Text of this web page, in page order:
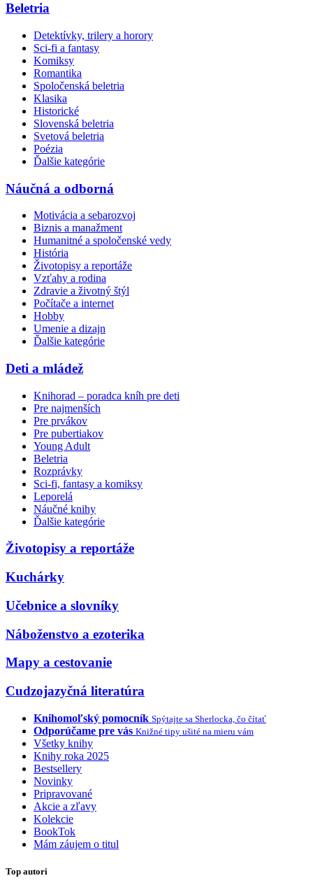
Beletria
Detektívky, trilery a horory
Sci-fi a fantasy
Komiksy
Romantika
Spoločenská beletria
Klasika
Historické
Slovenská beletria
Svetová beletria
Poézia
Ďalšie kategórie
Náučná a odborná
Motivácia a sebarozvoj
Biznis a manažment
Humanitné a spoločenské vedy
História
Životopisy a reportáže
Vzťahy a rodina
Zdravie a životný štýl
Počítače a internet
Hobby
Umenie a dizajn
Ďalšie kategórie
Deti a mládež
Knihorad – poradca kníh pre deti
Pre najmenších
Pre prvákov
Pre pubertiakov
Young Adult
Beletria
Rozprávky
Sci-fi, fantasy a komiksy
Leporelá
Náučné knihy
Ďalšie kategórie
Životopisy a reportáže
Kuchárky
Učebnice a slovníky
Náboženstvo a ezoterika
Mapy a cestovanie
Cudzojazyčná literatúra
Knihomoľský pomocník Spýtajte sa Sherlocka, čo čítať
Odporúčame pre vás Knižné tipy ušité na mieru vám
Všetky knihy
Knihy roka 2025
Bestsellery
Novinky
Pripravované
Akcie a zľavy
Kolekcie
BookTok
Mám záujem o titul
Top autori